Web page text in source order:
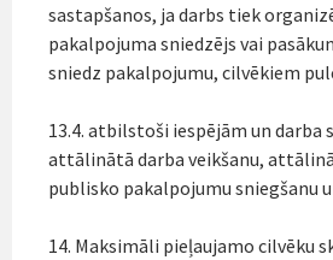
sastapšanos, ja darbs tiek
pakalpojuma sniedzējs vai
sniedz pakalpojumu, cilvēkiem
13.4. atbilstoši iespējām un darba
attālinātā darba veikšanu,
publisko pakalpojumu sniegšanu
14. Maksimāli pieļaujamo cilvēku